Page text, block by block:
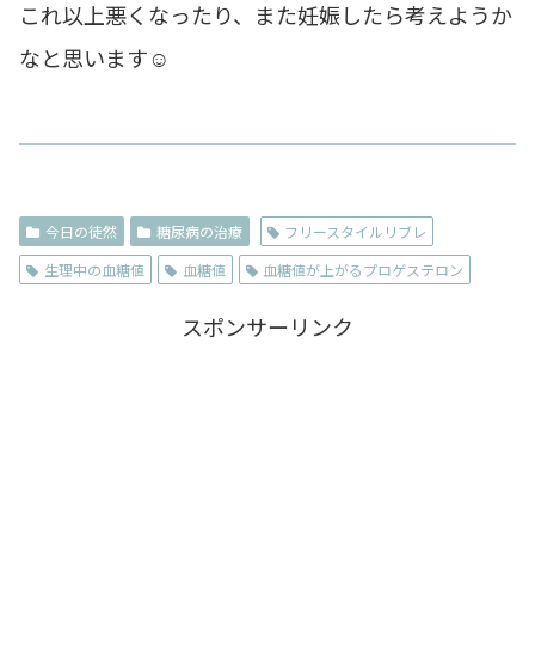
これ以上悪くなったり、また妊娠したら考えようか
なと思います☺
今日の徒然 糖尿病の治療
フリースタイルリブレ
生理中の血糖値
血糖値 血糖値が上がるプロゲステロン
スポンサーリンク